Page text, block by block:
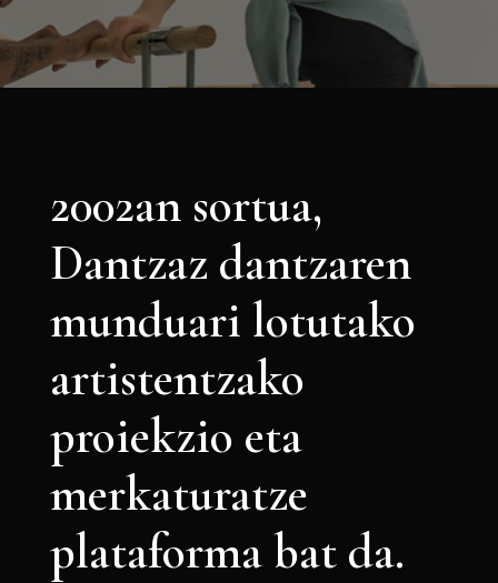
2002an sortua,
Dantzaz dantzaren
munduari lotutako
artistentzako
proiekzio eta
merkaturatze
plataforma bat da.